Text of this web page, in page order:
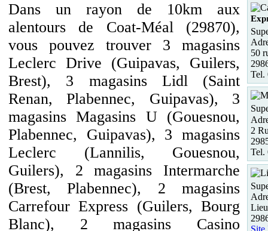
Dans un rayon de 10km aux
alentours de Coat-Méal (29870),
vous pouvez trouver 3 magasins
Leclerc Drive (Guipavas, Guilers,
Brest), 3 magasins Lidl (Saint
Renan, Plabennec, Guipavas), 3
magasins Magasins U (Gouesnou,
Plabennec, Guipavas), 3 magasins
Leclerc (Lannilis, Gouesnou,
Guilers), 2 magasins Intermarche
(Brest, Plabennec), 2 magasins
Carrefour Express (Guilers, Bourg
Blanc), 2 magasins Casino
50
Tel.
2
Tel.
Site